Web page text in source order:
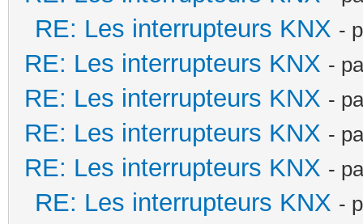
RE: Les interrupteurs KNX -
RE: Les interrupteurs KNX -
RE: Les interrupteurs KNX -
RE: Les interrupteurs KNX -
RE: Les interrupteurs KNX -
RE: Les interrupteurs KNX -